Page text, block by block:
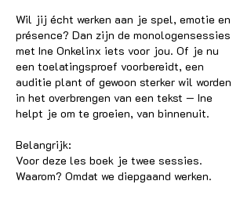
Wil jij écht werken aan je spel, emotie en
présence? Dan zijn de monologensessies
met Ine Onkelinx iets voor jou. Of je nu
een toelatingsproef voorbereidt, een
auditie plant of gewoon sterker wil worden
in het overbrengen van een tekst — Ine
helpt je om te groeien, van binnenuit.
Belangrijk:
Voor deze les boek je twee sessies.
Waarom? Omdat we diepgaand werken.